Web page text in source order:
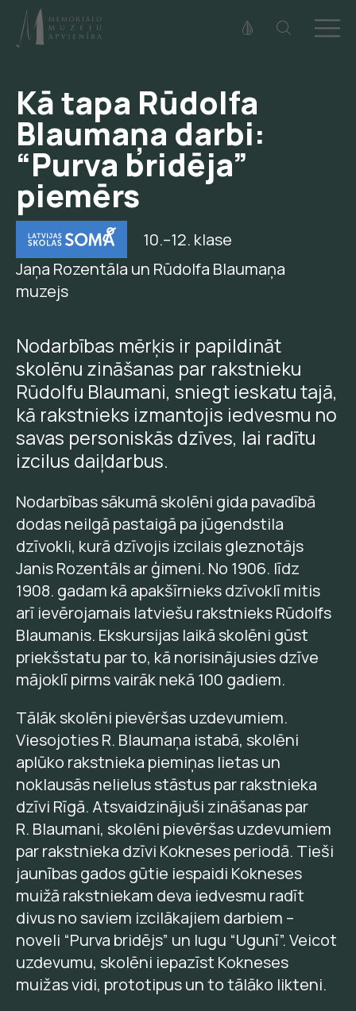
100%
125%
150%
Kontrasts
Kā tapa Rūdolfa
Blaumaņa darbi:
“Purva bridēja”
piemērs
10.–12. klase
Jaņa Rozentāla un Rūdolfa Blaumaņa
muzejs
Nodarbības mērķis ir papildināt
skolēnu zināšanas par rakstnieku
Rūdolfu Blaumani, sniegt ieskatu tajā,
kā rakstnieks izmantojis iedvesmu no
savas personiskās dzīves, lai radītu
izcilus daiļdarbus.
Nodarbības sākumā skolēni gida pavadībā
dodas neilgā pastaigā pa jūgendstila
dzīvokli, kurā dzīvojis izcilais gleznotājs
Janis Rozentāls ar ģimeni. No 1906. līdz
1908. gadam kā apakšīrnieks dzīvoklī mitis
arī ievērojamais latviešu rakstnieks Rūdolfs
Blaumanis. Ekskursijas laikā skolēni gūst
priekšstatu par to, kā norisinājusies dzīve
mājoklī pirms vairāk nekā 100 gadiem.
Tālāk skolēni pievēršas uzdevumiem.
Viesojoties R. Blaumaņa istabā, skolēni
aplūko rakstnieka piemiņas lietas un
noklausās nelielus stāstus par rakstnieka
dzīvi Rīgā. Atsvaidzinājuši zināšanas par
R. Blaumani, skolēni pievēršas uzdevumiem
par rakstnieka dzīvi Kokneses periodā. Tieši
jaunības gados gūtie iespaidi Kokneses
muižā rakstniekam deva iedvesmu radīt
divus no saviem izcilākajiem darbiem –
noveli “Purva bridējs” un lugu “Ugunī”. Veicot
uzdevumu, skolēni iepazīst Kokneses
muižas vidi, prototipus un to tālāko likteni.